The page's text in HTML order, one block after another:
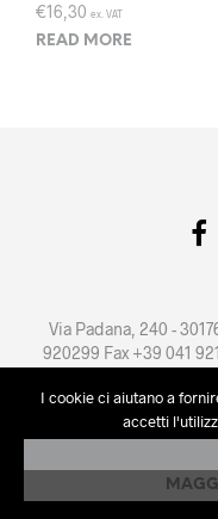
€16,30 ex. VAT
READ MORE
Via Padana, 240 -
920299 Fax +39 041
Privacy Policy -
I cookie ci aiutano a
accetti